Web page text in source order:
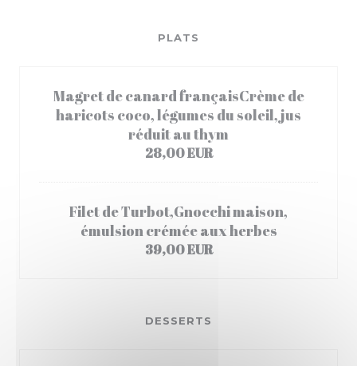
PLATS
Magret de canard françaisCrème de
haricots coco, légumes du soleil, jus
réduit au thym
28,00 EUR
Filet de Turbot,Gnocchi maison,
émulsion crémée aux herbes
39,00 EUR
DESSERTS